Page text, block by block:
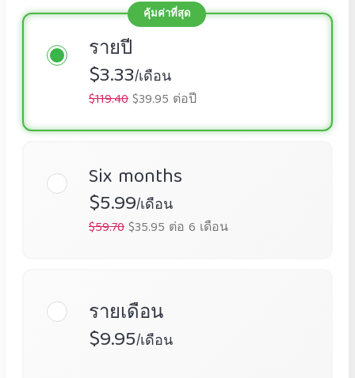
รายปี
$3.33/เดือน
$119.40$39.95 ต่อปี
Six months
$5.99/เดือน
$59.70$35.95 ต่อ 6 เดือน
รายเดือน
$9.95/เดือน